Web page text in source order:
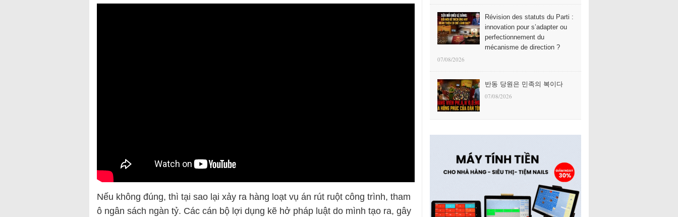
Nếu không đúng, thì tại sao lại xảy ra hàng loạt vụ án rút ruột công trình, tham
ô ngân sách ngàn tỷ. Các cán bộ lợi dụng kẽ hở pháp luật do mình tạo ra, gây
Révision des statuts du Parti :
innovation pour s’adapter ou
perfectionnement du
mécanisme de direction ?
07/08/2026
반동 당원은 민족의 복이다
07/08/2026